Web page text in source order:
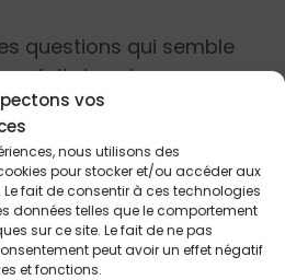
vos
nous utilisons des
pour stocker et/ou accéder aux
fait de consentir à ces technologies
données telles que le comportement
sur ce site. Le fait de ne pas
peut avoir un effet négatif
et fonctions.
questions qui semble
fait dans les
Père quant aux
et de la culture
delà des débats stériles
II, il semble que ce soit
régler.